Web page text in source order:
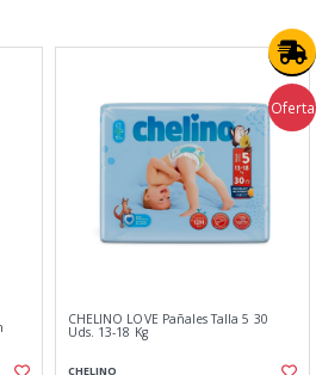
Oferta
CHELINO LOVE Pañales Talla 5 30
Uds. 13-18 Kg
CHELINO